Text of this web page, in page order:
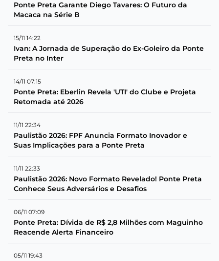
Ponte Preta Garante Diego Tavares: O Futuro da
Macaca na Série B
15/11 14:22
Ivan: A Jornada de Superação do Ex-Goleiro da Ponte
Preta no Inter
14/11 07:15
Ponte Preta: Eberlin Revela 'UTI' do Clube e Projeta
Retomada até 2026
11/11 22:34
Paulistão 2026: FPF Anuncia Formato Inovador e
Suas Implicações para a Ponte Preta
11/11 22:33
Paulistão 2026: Novo Formato Revelado! Ponte Preta
Conhece Seus Adversários e Desafios
06/11 07:09
Ponte Preta: Dívida de R$ 2,8 Milhões com Maguinho
Reacende Alerta Financeiro
05/11 19:43